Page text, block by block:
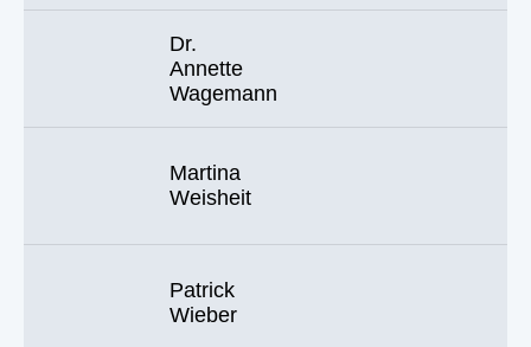
Dr.
Annette
Wagemann
Martina
Weisheit
Patrick
Wieber